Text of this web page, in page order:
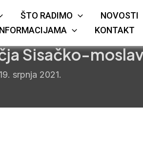
ŠTO RADIMO
NOVOSTI
KONTAKT
Sisačko-
19. srpnja 2021.